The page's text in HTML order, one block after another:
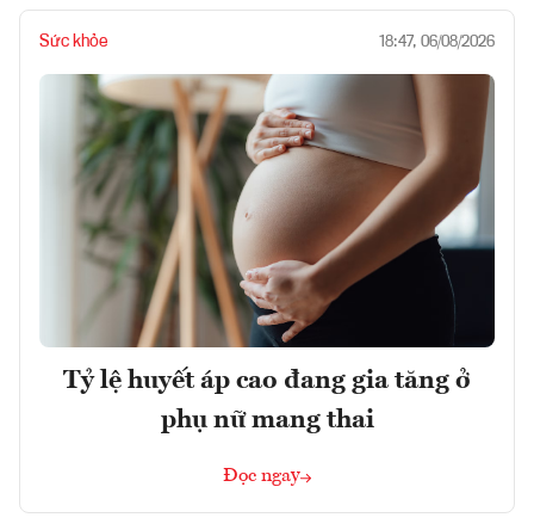
Sức khỏe 18:47, 06/08/2026
Tỷ lệ huyết áp cao đang gia tăng ở
phụ nữ mang thai
Đọc ngay